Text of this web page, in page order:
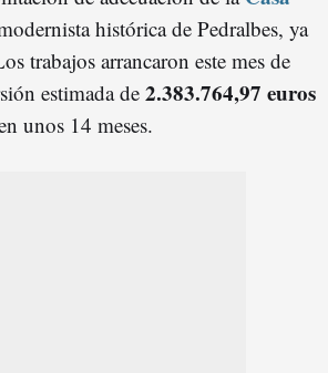
histórica de Pedralbes, ya
trabajos arrancaron este mes de
estimada de 2.383.764,97 euros
unos 14 meses.